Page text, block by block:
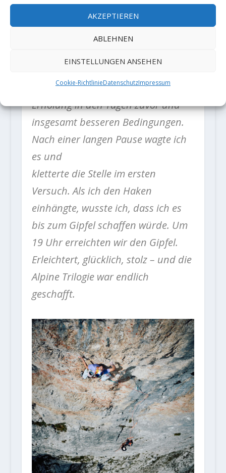
AKZEPTIEREN
ABLEHNEN
EINSTELLUNGEN ANSEHEN
Cookie-RichtlinieDatenschutzImpressum
dass diese nach allem, was zuvor
gekommen war, nicht mehr ganz da
vorbereitet war: dank Schlaf und
Erholung in den Tagen zuvor und
insgesamt besseren Bedingungen.
Nach einer langen Pause wagte ich
es und
kletterte die Stelle im ersten
Versuch. Als ich den Haken
einhängte, wusste ich, dass ich es
bis zum Gipfel schaffen würde. Um
19 Uhr erreichten wir den Gipfel.
Erleichtert, glücklich, stolz – und die
Alpine Trilogie war endlich
geschafft.